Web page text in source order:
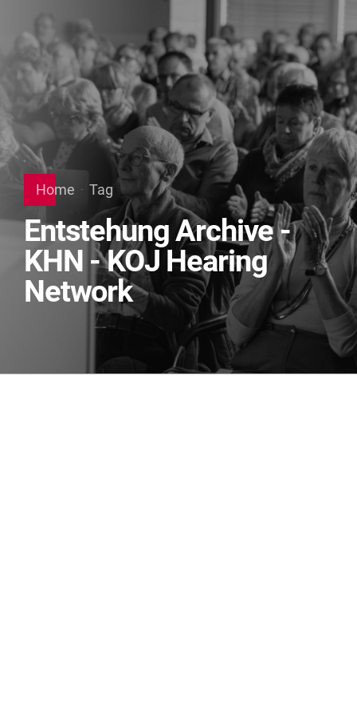
Home Tag
Entstehung Archive -
KHN - KOJ Hearing
Network